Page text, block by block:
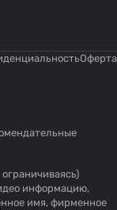
Оферта
информацию,
имя, фирменное